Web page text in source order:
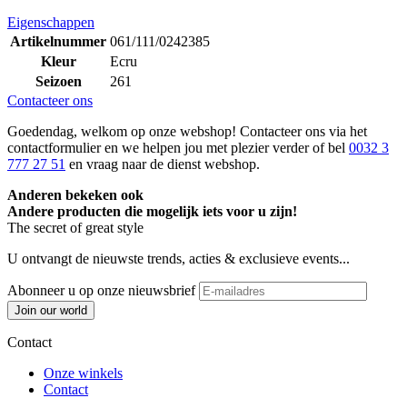
Eigenschappen
Artikelnummer 061/111/0242385
Kleur
Ecru
Seizoen
261
Contacteer ons
Goedendag, welkom op onze webshop! Contacteer ons via het
contactformulier en we helpen jou met plezier verder of bel 0032 3
777 27 51 en vraag naar de dienst webshop.
Anderen bekeken ook
Andere producten die mogelijk iets voor u zijn!
The secret of great style
U ontvangt de nieuwste trends, acties & exclusieve events...
Abonneer u op onze nieuwsbrief
Join our world
Contact
Onze winkels
Contact